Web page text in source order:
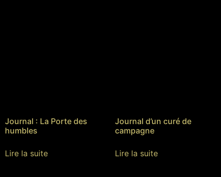
Journal : La Porte des
humbles
Lire la suite
Journal d’un curé de
campagne
Lire la suite